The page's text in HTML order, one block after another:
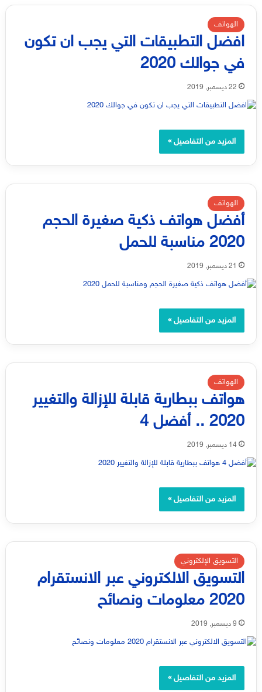
الهواتف
افضل التطبيقات التي يجب ان تكون
في جوالك 2020
22 ديسمبر, 2019
المزيد من التفاصيل »
الهواتف
أفضل هواتف ذكية صغيرة الحجم
2020 مناسبة للحمل
21 ديسمبر, 2019
المزيد من التفاصيل »
الهواتف
هواتف ببطارية قابلة للإزالة والتغيير
2020 .. أفضل 4
14 ديسمبر, 2019
المزيد من التفاصيل »
التسويق الإلكتروني
التسويق الالكتروني عبر الانستقرام
2020 معلومات ونصائح
9 ديسمبر, 2019
المزيد من التفاصيل »